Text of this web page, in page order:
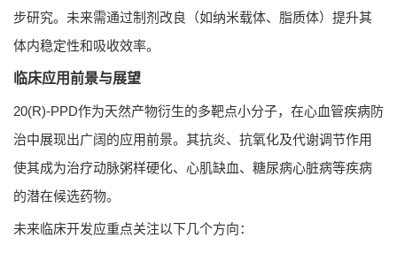
步研究。未来需通过制剂改良（如纳米载体、脂质体）提升其
体内稳定性和吸收效率。
临床应用前景与展望
20(R)-PPD作为天然产物衍生的多靶点小分子，在心血管疾病防
治中展现出广阔的应用前景。其抗炎、抗氧化及代谢调节作用
使其成为治疗动脉粥样硬化、心肌缺血、糖尿病心脏病等疾病
的潜在候选药物。
未来临床开发应重点关注以下几个方向：